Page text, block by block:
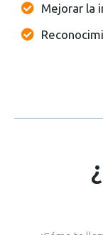
Mejorar la